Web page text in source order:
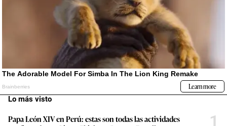
Lo más visto
Papa León XIV en Perú: estas son todas las actividades
1